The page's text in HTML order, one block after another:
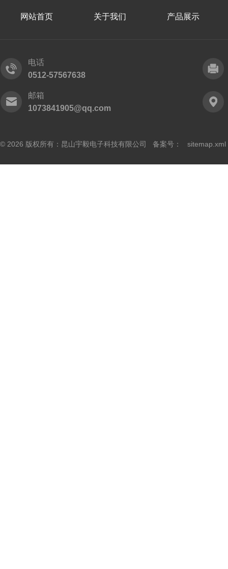
网站首页 关于我们 产品展示
电话
0512-57567638
邮箱
1073841905@qq.com
© 2026 版权所有：昆山宇毅电子科技有限公司 备案号： sitemap.xml